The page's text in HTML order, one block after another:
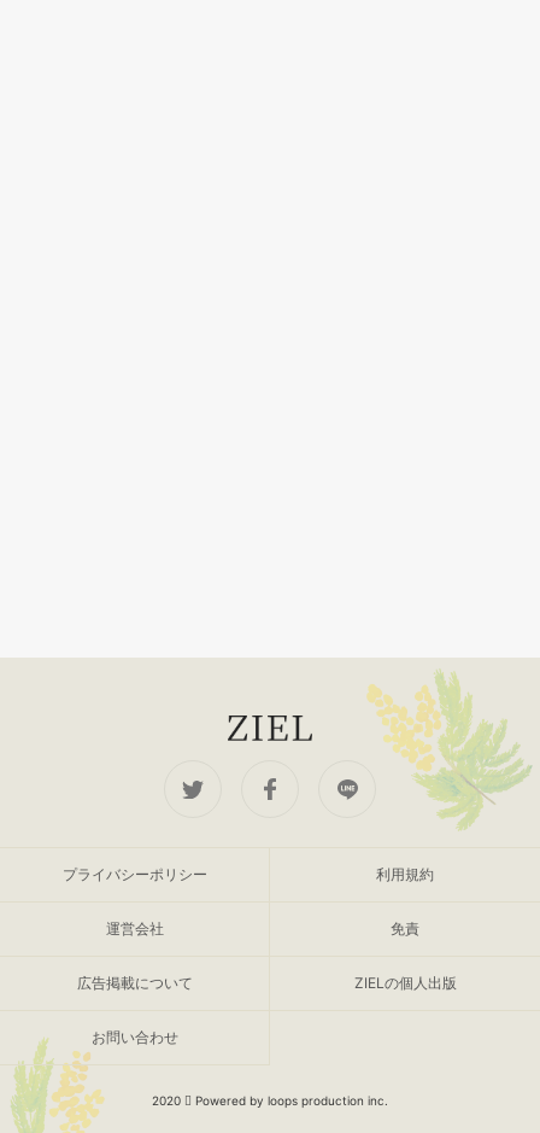
プライバシーポリシー 利用規約
運営会社 免責
広告掲載について ZIELの個人出版
お問い合わせ
2020 Powered by loops production inc.